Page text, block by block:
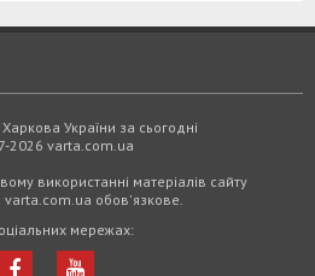
України за сьогодні
2026 varta.com.ua
використанні матеріалів сайту
varta.com.ua обов'язкове.
мережах: